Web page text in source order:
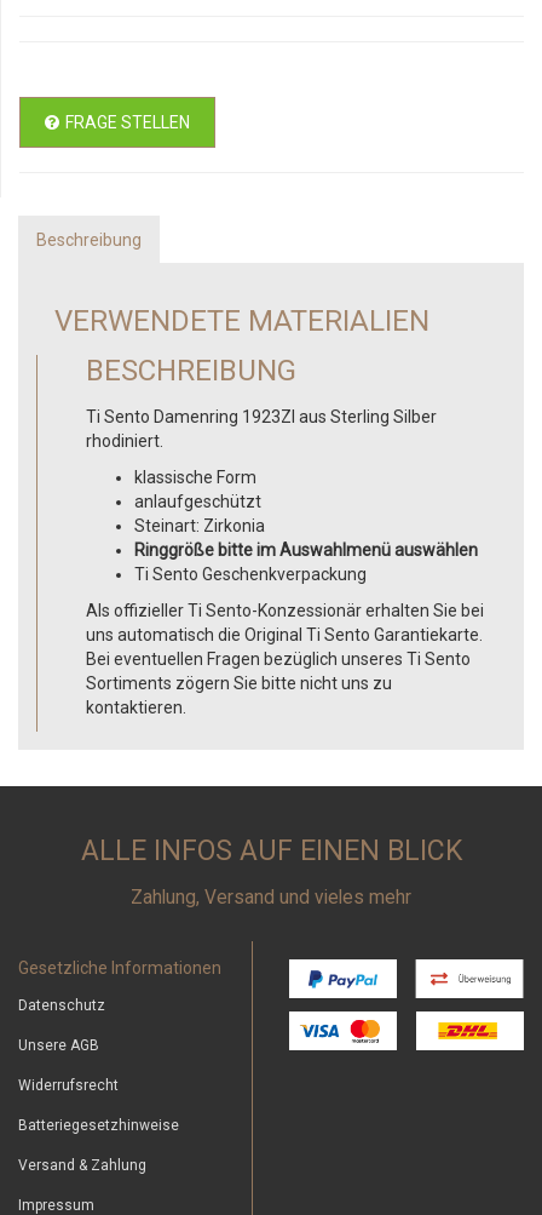
FRAGE STELLEN
Beschreibung
VERWENDETE MATERIALIEN
BESCHREIBUNG
Ti Sento Damenring 1923ZI aus Sterling Silber
rhodiniert.
klassische Form
anlaufgeschützt
Steinart: Zirkonia
Ringgröße bitte im Auswahlmenü auswählen
Ti Sento Geschenkverpackung
Als offizieller Ti Sento-Konzessionär erhalten Sie bei
uns automatisch die Original Ti Sento Garantiekarte.
Bei eventuellen Fragen bezüglich unseres Ti Sento
Sortiments zögern Sie bitte nicht uns zu
kontaktieren.
ALLE INFOS AUF EINEN BLICK
Zahlung, Versand und vieles mehr
Gesetzliche Informationen
Datenschutz
Unsere AGB
Widerrufsrecht
Batteriegesetzhinweise
Versand & Zahlung
Impressum